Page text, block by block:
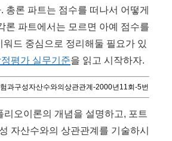
총론 파트는 점수를 떠나서 어떻게
론 파트에서는 모르면 아예 점수를
워드 중심으로 정리해둘 필요가 있
평가 실무기준을 읽고 시작하자.
리오이론의 개념을 설명하고, 포트
자산수와의 상관관계를 기술하시